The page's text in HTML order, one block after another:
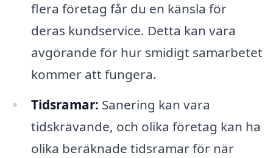
flera företag får du en känsla för
deras kundservice. Detta kan vara
avgörande för hur smidigt samarbetet
kommer att fungera.
Tidsramar: Sanering kan vara
tidskrävande, och olika företag kan ha
olika beräknade tidsramar för när